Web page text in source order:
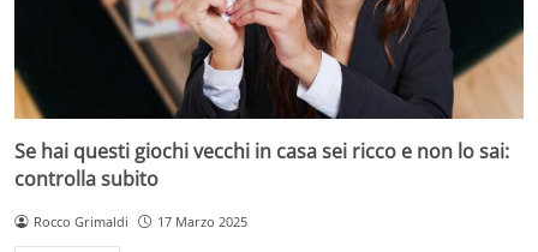
Se hai questi giochi vecchi in casa sei ricco e non lo sai:
controlla subito
Rocco Grimaldi 17 Marzo 2025